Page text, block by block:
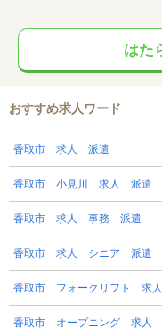
はた
おすすめ求人ワード
香取市 求人 派遣
香取市 小見川 求人 派遣
香取市 求人 事務 派遣
香取市 求人 シニア 派遣
香取市 フォークリフト 求
香取市 オープニング 求人